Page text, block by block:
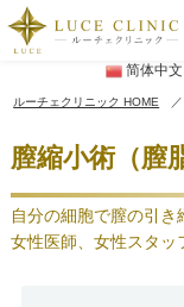
简体中文
ルーチェクリニック HOME
膣縮小術（膣
自分の細胞で膣の引き
女性医師、女性スタッ